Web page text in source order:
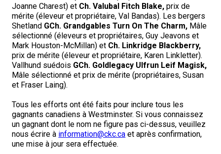
Joanne Charest) et Ch. Valubal Fitch Blake,prix de
mérite (éleveur et propriétaire, Val Bandas). Les bergers
Shetland GCh. Grandgables Turn On The Charm, Mâle
sélectionné (éleveurs et propriétaires, Guy Jeavons et
Mark Houston-McMillan) et Ch. Linkridge Blackberry,
prix de mérite (éleveur et propriétaire, Karen Linkletter).
Vallhund suédois GCh. Goldlegacy Ulfrun Leif Magisk,
Mâle sélectionné et prix de mérite (propriétaires, Susan
et Fraser Laing).
Tous les efforts ont été faits pour inclure tous les
gagnants canadiens à Westminster. Si vous connaissez
un gagnant dont le nom ne figure pas ci-dessus, veuillez
nous écrire à information@ckc.ca et après confirmation,
une mise à jour sera effectuée.